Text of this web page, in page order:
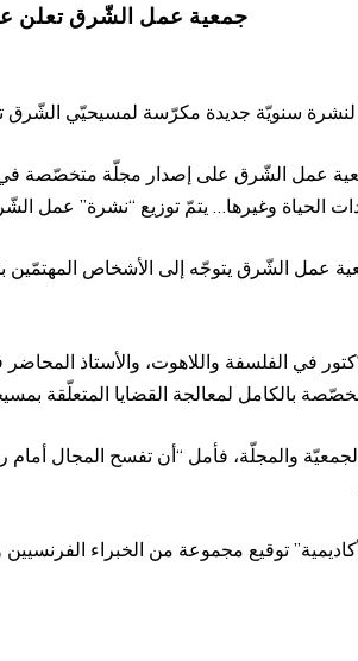
جمعية عمل الشّرق تعلن
سنويّة جديدة مكرّسة لمسيحيّي الشّرق
في العام 1856، دأبت جمعية عمل الشّرق على
وغيرها… يتمّ توزيع “نشرة” عمل الشّرق
عمل الشّرق يتوجّه إلى الأشخاص
في الفلسفة واللاهوت، والأستاذ
بالكامل لمعالجة القضايا المتعلّقة
والمجلّة، فأمل “أن تفسح المجال
توقيع مجموعة من الخبراء